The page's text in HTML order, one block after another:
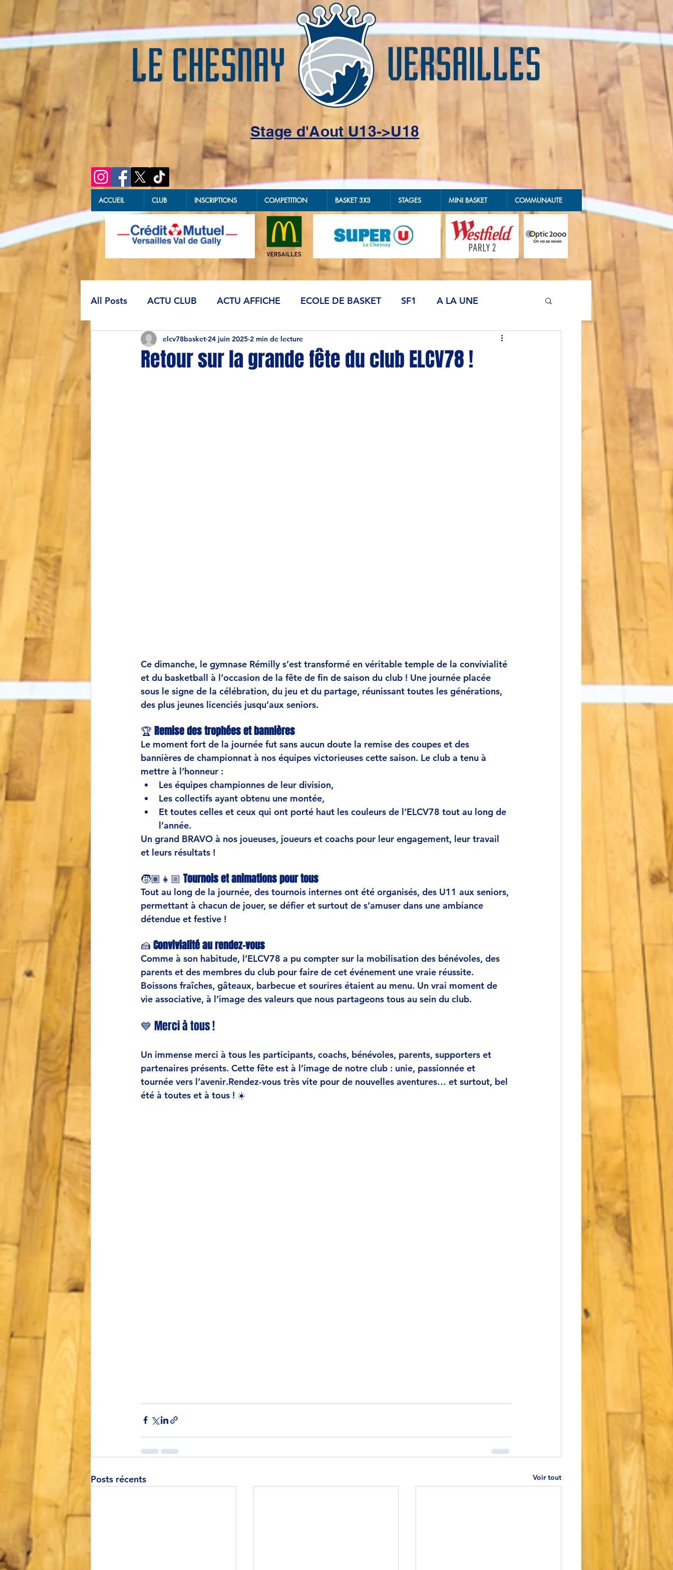
Stage d'Aout U13->U18
ACCUEIL CLUB INSCRIPTIONS COMPETITION BASKET 3X3 STAGES MINI BASKET COMMUNAUTE
All Posts ACTU CLUB ACTU AFFICHE ECOLE DE BASKET SF1 A LA UNE
Retour sur la grande fête du club ELCV78 !
elcv78basket 24 juin 2025 2 min de lecture
Ce dimanche, le gymnase Rémilly s’est transformé en véritable temple de la convivialité
et du basketball à l’occasion de la fête de fin de saison du club ! Une journée placée
sous le signe de la célébration, du jeu et du partage, réunissant toutes les générations,
des plus jeunes licenciés jusqu’aux seniors.
🏆 Remise des trophées et bannières
Le moment fort de la journée fut sans aucun doute la remise des coupes et des
bannières de championnat à nos équipes victorieuses cette saison. Le club a tenu à
mettre à l’honneur :
Les équipes championnes de leur division,
Les collectifs ayant obtenu une montée,
Et toutes celles et ceux qui ont porté haut les couleurs de l’ELCV78 tout au long de
l’année.
Un grand BRAVO à nos joueuses, joueurs et coachs pour leur engagement, leur travail
et leurs résultats !
🧒🏽👧🏼 Tournois et animations pour tous
Tout au long de la journée, des tournois internes ont été organisés, des U11 aux seniors,
permettant à chacun de jouer, se défier et surtout de s’amuser dans une ambiance
détendue et festive !
🍰 Convivialité au rendez-vous
Comme à son habitude, l’ELCV78 a pu compter sur la mobilisation des bénévoles, des
parents et des membres du club pour faire de cet événement une vraie réussite.
Boissons fraîches, gâteaux, barbecue et sourires étaient au menu. Un vrai moment de
vie associative, à l’image des valeurs que nous partageons tous au sein du club.
💙 Merci à tous !
Un immense merci à tous les participants, coachs, bénévoles, parents, supporters et
partenaires présents. Cette fête est à l’image de notre club : unie, passionnée et
tournée vers l’avenir.Rendez-vous très vite pour de nouvelles aventures… et surtout, bel
été à toutes et à tous ! ☀️
Posts récents Voir tout